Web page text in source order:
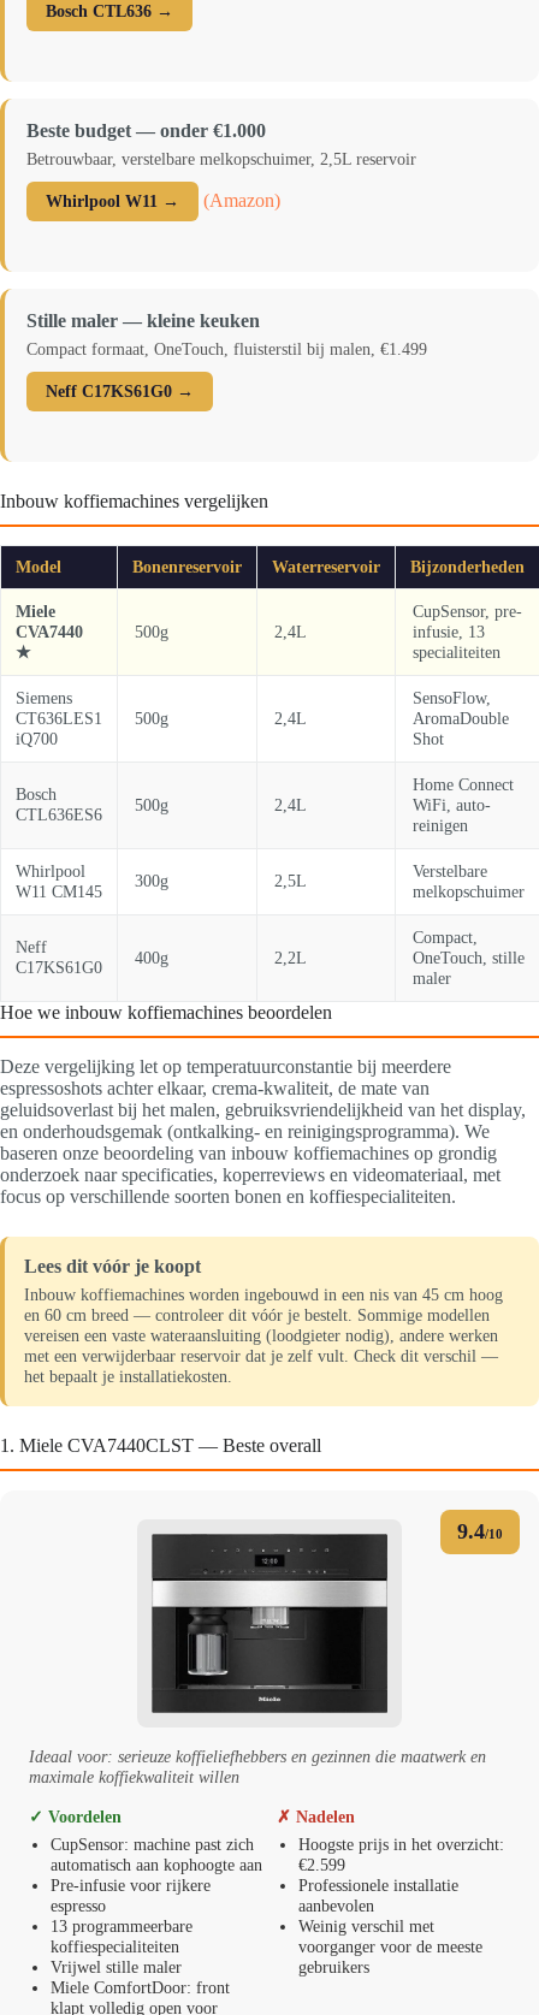
Bosch CTL636 →
Beste budget — onder €1.000
Betrouwbaar, verstelbare melkopschuimer, 2,5L reservoir
Whirlpool W11 → (Amazon)
Stille maler — kleine keuken
Compact formaat, OneTouch, fluisterstil bij malen, €1.499
Neff C17KS61G0 →
Inbouw koffiemachines vergelijken
Model Bonenreservoir Waterreservoir Bijzonderheden
Miele
CVA7440
★
500g 2,4L
CupSensor, pre-
infusie, 13
specialiteiten
Siemens
CT636LES1
iQ700
500g 2,4L
SensoFlow,
AromaDouble
Shot
Bosch
CTL636ES6
500g 2,4L
Home Connect
WiFi, auto-
reinigen
Whirlpool
W11 CM145
300g 2,5L
Verstelbare
melkopschuimer
Neff
C17KS61G0
400g 2,2L
Compact,
OneTouch, stille
maler
Hoe we inbouw koffiemachines beoordelen
Deze vergelijking let op temperatuurconstantie bij meerdere
espressoshots achter elkaar, crema-kwaliteit, de mate van
geluidsoverlast bij het malen, gebruiksvriendelijkheid van het display,
en onderhoudsgemak (ontkalking- en reinigingsprogramma). We
baseren onze beoordeling van inbouw koffiemachines op grondig
onderzoek naar specificaties, koperreviews en videomateriaal, met
focus op verschillende soorten bonen en koffiespecialiteiten.
Lees dit vóór je koopt
Inbouw koffiemachines worden ingebouwd in een nis van 45 cm hoog
en 60 cm breed — controleer dit vóór je bestelt. Sommige modellen
vereisen een vaste wateraansluiting (loodgieter nodig), andere werken
met een verwijderbaar reservoir dat je zelf vult. Check dit verschil —
het bepaalt je installatiekosten.
1. Miele CVA7440CLST — Beste overall
9.4/10
Ideaal voor: serieuze koffieliefhebbers en gezinnen die maatwerk en
maximale koffiekwaliteit willen
✓ Voordelen
CupSensor: machine past zich
automatisch aan kophoogte aan
Pre-infusie voor rijkere
espresso
13 programmeerbare
koffiespecialiteiten
Vrijwel stille maler
Miele ComfortDoor: front
klapt volledig open voor
✗ Nadelen
Hoogste prijs in het overzicht:
€2.599
Professionele installatie
aanbevolen
Weinig verschil met
voorganger voor de meeste
gebruikers